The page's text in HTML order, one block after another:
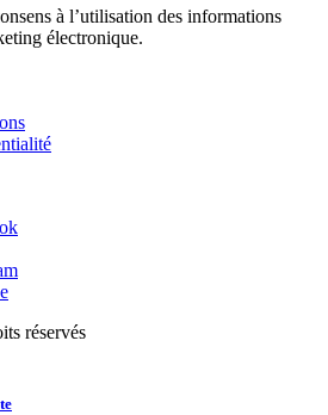
à l’utilisation des informations
électronique.
réservés